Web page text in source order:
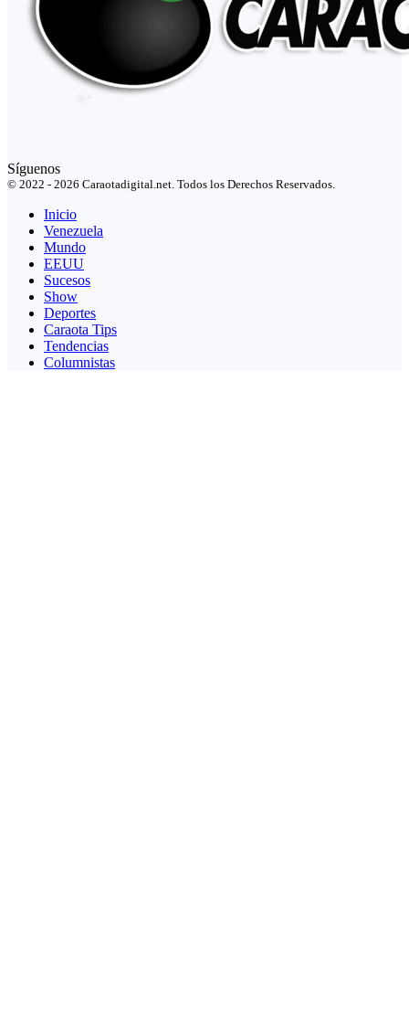
Síguenos
© 2022 - 2026 Caraotadigital.net. Todos los Derechos Reservados.
Inicio
Venezuela
Mundo
EEUU
Sucesos
Show
Deportes
Caraota Tips
Tendencias
Columnistas